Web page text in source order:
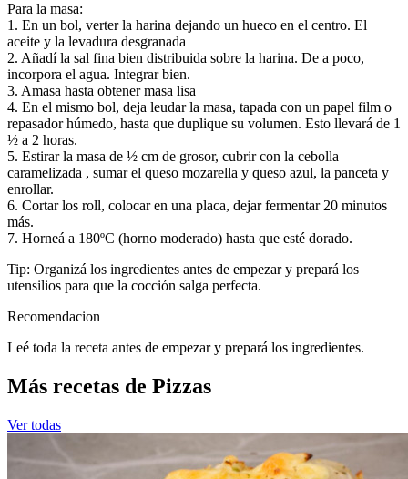
Para la masa:
1. En un bol, verter la harina dejando un hueco en el centro. El
aceite y la levadura desgranada
2. Añadí la sal fina bien distribuida sobre la harina. De a poco,
incorpora el agua. Integrar bien.
3. Amasa hasta obtener masa lisa
4. En el mismo bol, deja leudar la masa, tapada con un papel film o
repasador húmedo, hasta que duplique su volumen. Esto llevará de 1
½ a 2 horas.
5. Estirar la masa de ½ cm de grosor, cubrir con la cebolla
caramelizada , sumar el queso mozarella y queso azul, la panceta y
enrollar.
6. Cortar los roll, colocar en una placa, dejar fermentar 20 minutos
más.
7. Horneá a 180ºC (horno moderado) hasta que esté dorado.
Tip: Organizá los ingredientes antes de empezar y prepará los
utensilios para que la cocción salga perfecta.
Recomendacion
Leé toda la receta antes de empezar y prepará los ingredientes.
Más recetas de Pizzas
Ver todas